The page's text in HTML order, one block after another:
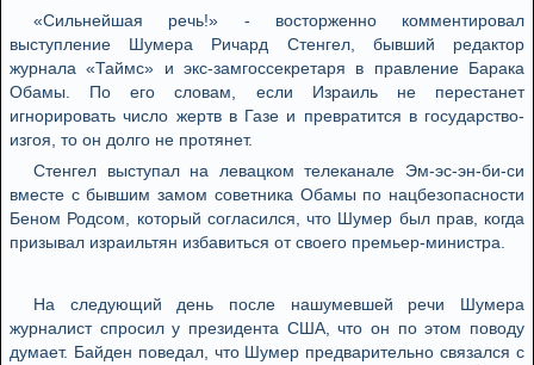
«Сильнейшая речь!» - восторженно комментировал
выступление Шумера Ричард Стенгел, бывший редактор
журнала «Таймс» и экс-замгоссекретаря в правление Барака
Обамы. По его словам, если Израиль не перестанет
игнорировать число жертв в Газе и превратится в государство-
изгоя, то он долго не протянет.
Стенгел выступал на левацком телеканале Эм-эс-эн-би-си
вместе с бывшим замом советника Обамы по нацбезопасности
Беном Родсом, который согласился, что Шумер был прав, когда
призывал израильтян избавиться от своего премьер-министра.
На следующий день после нашумевшей речи Шумера
журналист спросил у президента США, что он по этом поводу
думает. Байден поведал, что Шумер предварительно связался с